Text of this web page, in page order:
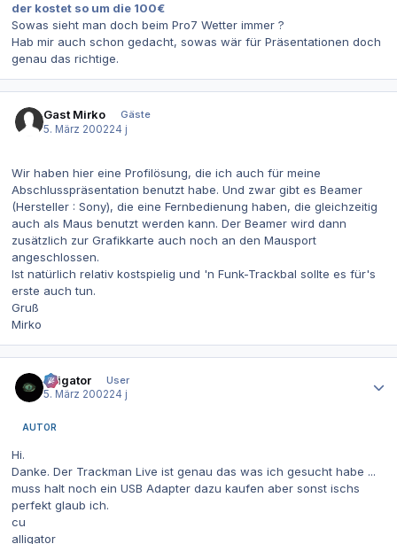
der kostet so um die 100€
Sowas sieht man doch beim Pro7 Wetter immer ?
Hab mir auch schon gedacht, sowas wär für Präsentationen doch
genau das richtige.
Gast Mirko
Gäste
5. März 200224 j
Wir haben hier eine Profilösung, die ich auch für meine
Abschlusspräsentation benutzt habe. Und zwar gibt es Beamer
(Hersteller : Sony), die eine Fernbedienung haben, die gleichzeitig
auch als Maus benutzt werden kann. Der Beamer wird dann
zusätzlich zur Grafikkarte auch noch an den Mausport
angeschlossen.
Ist natürlich relativ kostspielig und 'n Funk-Trackbal sollte es für's
erste auch tun.
Gruß
Mirko
alligator
User
5. März 200224 j
AUTOR
Hi.
Danke. Der Trackman Live ist genau das was ich gesucht habe ...
muss halt noch ein USB Adapter dazu kaufen aber sonst ischs
perfekt glaub ich.
cu
alligator